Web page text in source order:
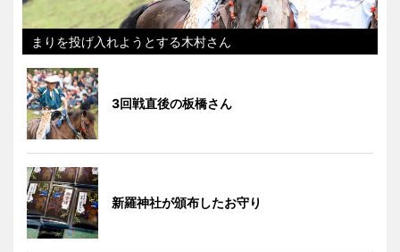
まりを投げ入れようとする木村さん
3回戦直後の板橋さん
新羅神社が頒布したお守り